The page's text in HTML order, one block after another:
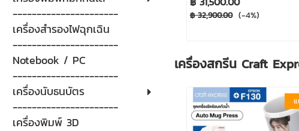
----------------------
เครื่องสำรองไฟฉุกเฉิน
----------------------
Notebook / PC
----------------------
เครื่องนับธนบัตร
----------------------
เครื่องพิมพ์ 3D
A3
฿ 32,900.00 (-4%)
เครื่องสกรีน Craft
แ